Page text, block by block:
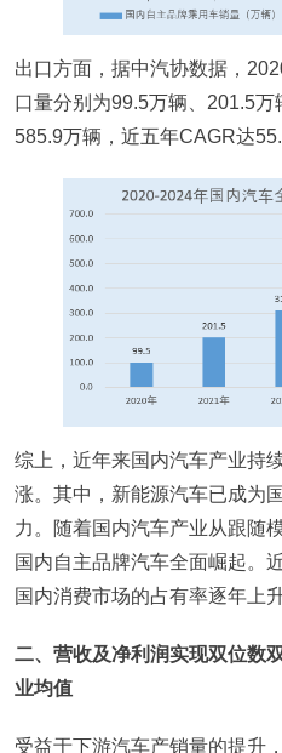
出口方面，据中汽协数据，
口量分别为99.5万辆、201.5万
585.9万辆，近五年CAGR达
综上，近年来国内汽车产业持
涨。其中，新能源汽车已成为
力。随着国内汽车产业从跟随
国内自主品牌汽车全面崛起。
国内消费市场的占有率逐年上
二、营收及净利润实现双位数
业均值
受益于下游汽车产销量的提升